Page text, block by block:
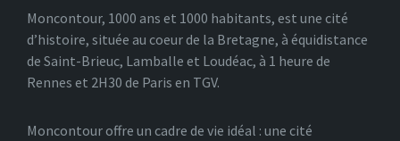
Moncontour, 1000 ans et 1000 habitants, est une cité
d’histoire, située au coeur de la Bretagne, à équidistance
de Saint-Brieuc, Lamballe et Loudéac, à 1 heure de
Rennes et 2H30 de Paris en TGV.
Moncontour offre un cadre de vie idéal : une cité